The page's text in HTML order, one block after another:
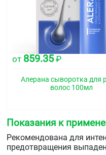
от 859.35₽
Алерана сыворотка для
волос 100мл
Показания к
Рекомендована для
предотвращения